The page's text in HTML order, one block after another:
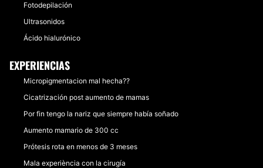
Fotodepilación
Ultrasonidos
Ácido hialurónico
EXPERIENCIAS
Micropigmentacion mal hecha??
Cicatrización post aumento de mamas
Por fin tengo la nariz que siempre había soñado
Aumento mamario de 300 cc
Prótesis rota en menos de 3 meses
Mala experiència con la cirugía